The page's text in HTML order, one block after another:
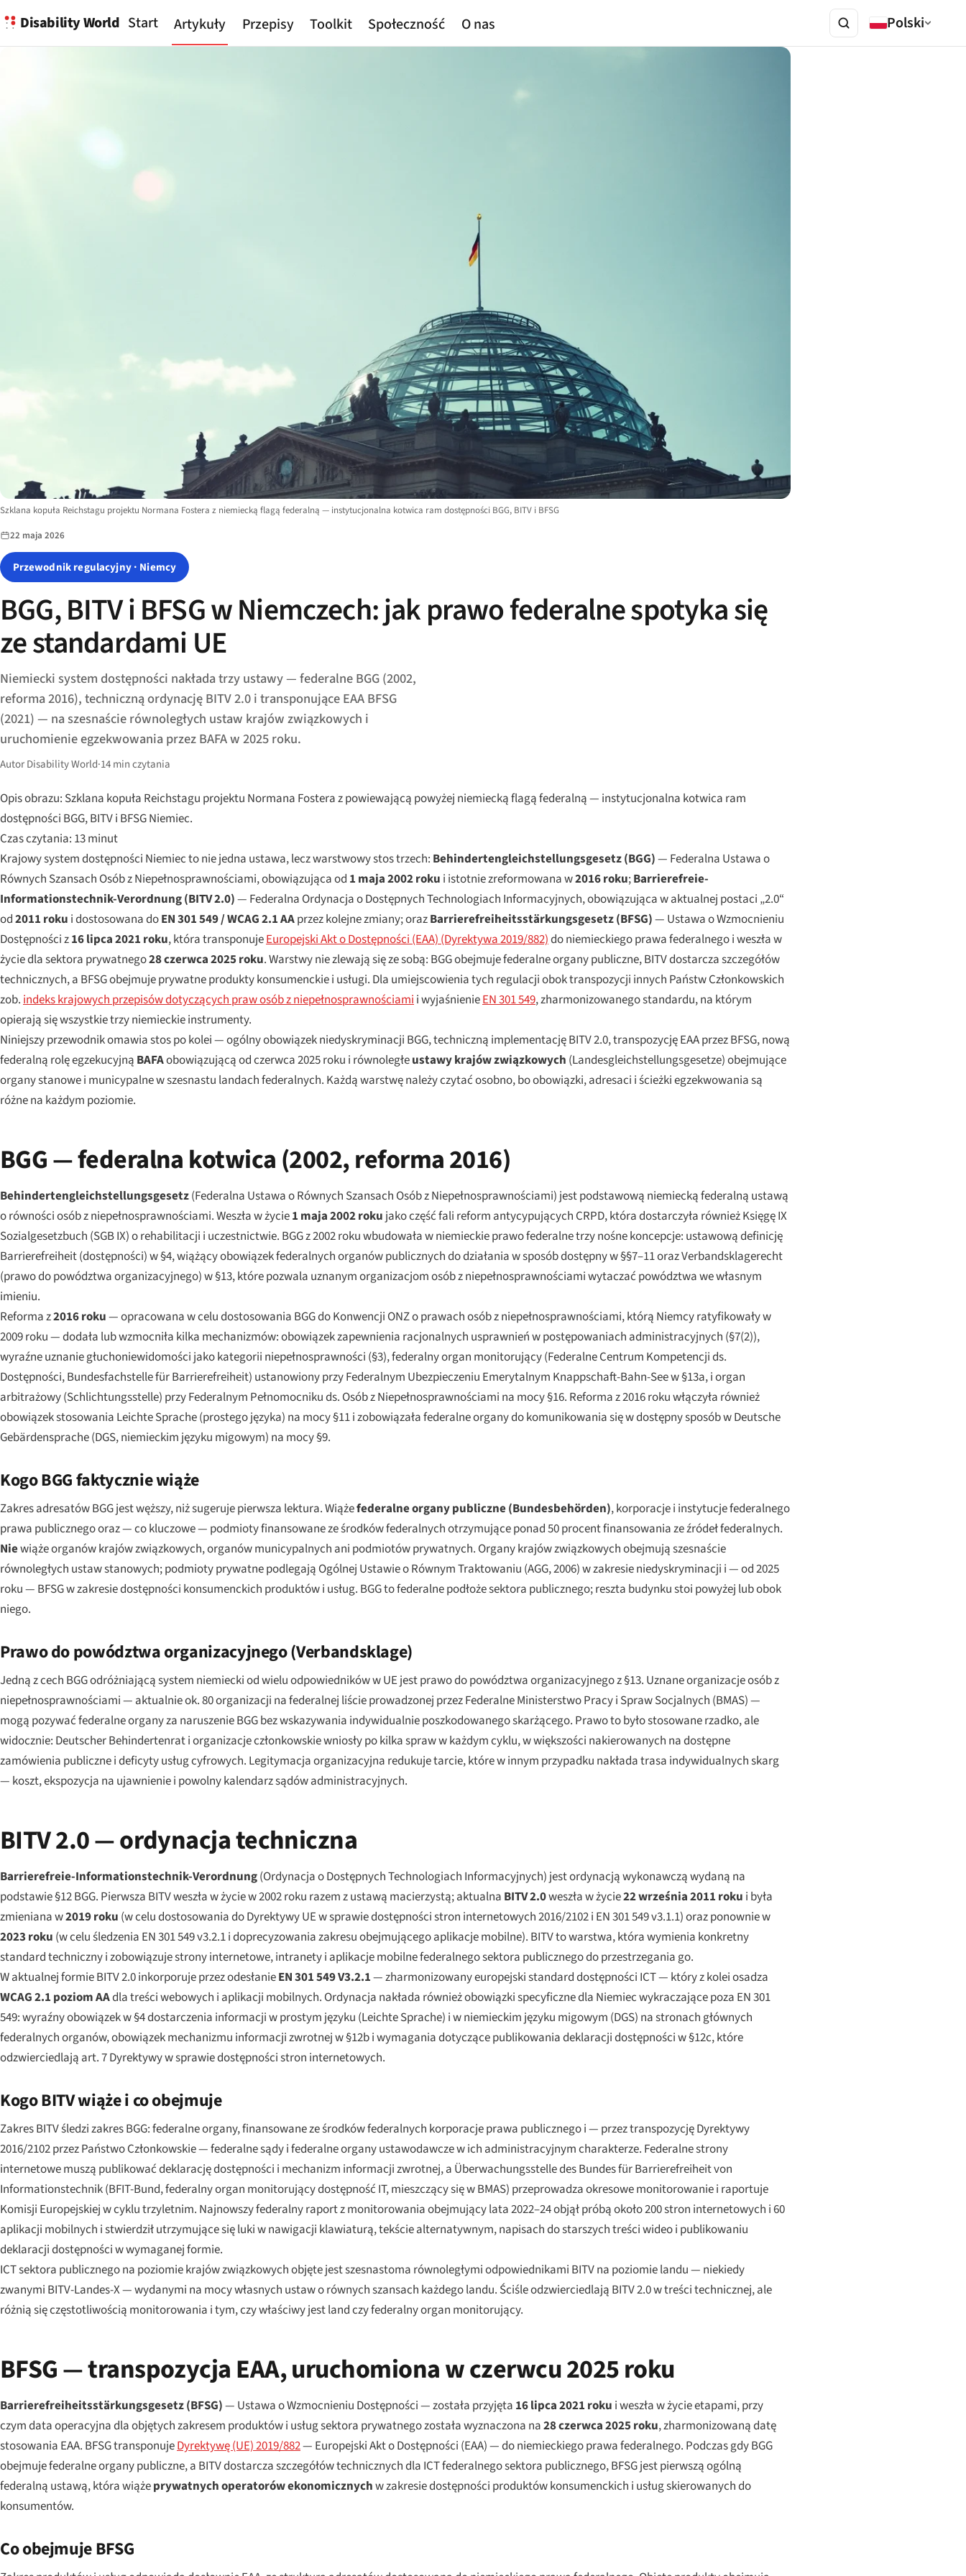
Disability World Start Artykuły Przepisy Toolkit Społeczność O nas Polski
Image description:
Szklana kopuła Reichstagu projektu Normana Fostera z niemiecką flagą federalną — instytucjonalna kotwica ram dostępności BGG, BITV i BFSG
22 maja 2026
Przewodnik regulacyjny · Niemcy
BGG, BITV i BFSG w Niemczech: jak prawo federalne spotyka się
ze standardami UE
Niemiecki system dostępności nakłada trzy ustawy — federalne BGG (2002,
reforma 2016), techniczną ordynację BITV 2.0 i transponujące EAA BFSG
(2021) — na szesnaście równoległych ustaw krajów związkowych i
uruchomienie egzekwowania przez BAFA w 2025 roku.
Autor Disability World·14 min czytania
Opis obrazu: Szklana kopuła Reichstagu projektu Normana Fostera z powiewającą powyżej niemiecką flagą federalną — instytucjonalna kotwica ram
dostępności BGG, BITV i BFSG Niemiec.
Czas czytania: 13 minut
Krajowy system dostępności Niemiec to nie jedna ustawa, lecz warstwowy stos trzech: Behindertengleichstellungsgesetz(BGG)— Federalna Ustawa o
Równych Szansach Osób z Niepełnosprawnościami, obowiązująca od 1 maja 2002 roku i istotnie zreformowana w2016 roku;Barrierefreie-
Informationstechnik-Verordnung(BITV 2.0)— Federalna Ordynacja o Dostępnych Technologiach Informacyjnych, obowiązująca w aktualnej postaci „2.0“
od2011 roku i dostosowana doEN 301 549 / WCAG 2.1 AAprzez kolejne zmiany; orazBarrierefreiheitsstärkungsgesetz(BFSG)— Ustawa o Wzmocnieniu
Dostępności z16 lipca 2021 roku, która transponujeEuropejski Akt o Dostępności (EAA) (Dyrektywa 2019/882)do niemieckiego prawa federalnego i weszła w
życie dla sektora prywatnego28 czerwca 2025 roku. Warstwy nie zlewają się ze sobą: BGG obejmuje federalne organy publiczne, BITV dostarcza szczegółów
technicznych, a BFSG obejmuje prywatne produkty konsumenckie i usługi. Dla umiejscowienia tych regulacji obok transpozycji innych Państw Członkowskich
zob.indeks krajowych przepisów dotyczących praw osób z niepełnosprawnościamii wyjaśnienieEN 301 549, zharmonizowanego standardu, na którym
opierają się wszystkie trzy niemieckie instrumenty.
Niniejszy przewodnik omawia stos po kolei — ogólny obowiązek niedyskryminacji BGG, techniczną implementację BITV 2.0, transpozycję EAA przez BFSG, nową
federalną rolę egzekucyjną BAFAobowiązującą od czerwca 2025 roku i równoległeustawy krajów związkowych (Landesgleichstellungsgesetze) obejmujące
organy stanowe i municypalne w szesnastu landach federalnych. Każdą warstwę należy czytać osobno, bo obowiązki, adresaci i ścieżki egzekwowania są
różne na każdym poziomie.
BGG — federalna kotwica (2002, reforma 2016)
Behindertengleichstellungsgesetz(Federalna Ustawa o Równych Szansach Osób z Niepełnosprawnościami) jest podstawową niemiecką federalną ustawą
o równości osób z niepełnosprawnościami. Weszła w życie1 maja 2002 roku jako część fali reform antycypujących CRPD, która dostarczyła również Księgę IX
Sozialgesetzbuch (SGB IX) o rehabilitacji i uczestnictwie. BGG z 2002 roku wbudowała w niemieckie prawo federalne trzy nośne koncepcje: ustawową definicję
Barrierefreiheit(dostępności) w §4, wiążący obowiązek federalnych organów publicznych do działania w sposób dostępny w §§7–11 orazVerbandsklagerecht
(prawo do powództwa organizacyjnego) w §13, które pozwala uznanym organizacjom osób z niepełnosprawnościami wytaczać powództwa we własnym
imieniu.
Reforma z2016 roku— opracowana w celu dostosowania BGG do Konwencji ONZ o prawach osób z niepełnosprawnościami, którą Niemcy ratyfikowały w
2009 roku — dodała lub wzmocniła kilka mechanizmów: obowiązek zapewnienia racjonalnych usprawnień w postępowaniach administracyjnych (§7(2)),
wyraźne uznanie głuchoniewidomości jako kategorii niepełnosprawności (§3), federalny organ monitorujący (Federalne Centrum Kompetencji ds.
Dostępności,Bundesfachstelle für Barrierefreiheit) ustanowiony przy Federalnym Ubezpieczeniu Emerytalnym Knappschaft-Bahn-See w §13a, i organ
arbitrażowy (Schlichtungsstelle) przy Federalnym Pełnomocniku ds. Osób z Niepełnosprawnościami na mocy §16. Reforma z 2016 roku włączyła również
obowiązek stosowania Leichte Sprache(prostego języka) na mocy §11 i zobowiązała federalne organy do komunikowania się w dostępny sposób wDeutsche
Gebärdensprache(DGS, niemieckim języku migowym) na mocy §9.
Kogo BGG faktycznie wiąże
Zakres adresatów BGG jest węższy, niż sugeruje pierwsza lektura. Wiążefederalne organy publiczne (Bundesbehörden), korporacje i instytucje federalnego
prawa publicznego oraz — co kluczowe — podmioty finansowane ze środków federalnych otrzymujące ponad 50 procent finansowania ze źródeł federalnych.
Niewiąże organów krajów związkowych, organów municypalnych ani podmiotów prywatnych. Organy krajów związkowych obejmują szesnaście
równoległych ustaw stanowych; podmioty prywatne podlegają Ogólnej Ustawie o Równym Traktowaniu (AGG, 2006) w zakresie niedyskryminacji i — od 2025
roku — BFSG w zakresie dostępności konsumenckich produktów i usług. BGG to federalne podłoże sektora publicznego; reszta budynku stoi powyżej lub obok
niego.
Prawo do powództwa organizacyjnego (Verbandsklage)
Jedną z cech BGG odróżniającą system niemiecki od wielu odpowiedników w UE jest prawo do powództwa organizacyjnego z §13. Uznane organizacje osób z
niepełnosprawnościami — aktualnie ok. 80 organizacji na federalnej liście prowadzonej przez Federalne Ministerstwo Pracy i Spraw Socjalnych (BMAS) —
mogą pozywać federalne organy za naruszenie BGG bez wskazywania indywidualnie poszkodowanego skarżącego. Prawo to było stosowane rzadko, ale
widocznie: Deutscher Behindertenrati organizacje członkowskie wniosły po kilka spraw w każdym cyklu, w większości nakierowanych na dostępne
zamówienia publiczne i deficyty usług cyfrowych. Legitymacja organizacyjna redukuje tarcie, które w innym przypadku nakłada trasa indywidualnych skarg
— koszt, ekspozycja na ujawnienie i powolny kalendarz sądów administracyjnych.
BITV 2.0 — ordynacja techniczna
Barrierefreie-Informationstechnik-Verordnung(Ordynacja o Dostępnych Technologiach Informacyjnych) jest ordynacją wykonawczą wydaną na
podstawie §12 BGG. Pierwsza BITV weszła w życie w 2002 roku razem z ustawą macierzystą; aktualna BITV 2.0weszła w życie22 września 2011 roku i była
zmieniana w2019 roku (w celu dostosowania do Dyrektywy UE w sprawie dostępności stron internetowych 2016/2102 i EN 301 549 v3.1.1) oraz ponownie w
2023 roku (w celu śledzenia EN 301 549 v3.2.1 i doprecyzowania zakresu obejmującego aplikacje mobilne). BITV to warstwa, która wymienia konkretny
standard techniczny i zobowiązuje strony internetowe, intranety i aplikacje mobilne federalnego sektora publicznego do przestrzegania go.
W aktualnej formie BITV 2.0 inkorporuje przez odesłanieEN 301 549 V3.2.1— zharmonizowany europejski standard dostępności ICT — który z kolei osadza
WCAG 2.1 poziom AAdla treści webowych i aplikacji mobilnych. Ordynacja nakłada również obowiązki specyficzne dla Niemiec wykraczające poza EN 301
549: wyraźny obowiązek w §4 dostarczenia informacji w prostym języku (Leichte Sprache) i w niemieckim języku migowym (DGS) na stronach głównych
federalnych organów, obowiązek mechanizmu informacji zwrotnej w §12b i wymagania dotyczące publikowania deklaracji dostępności w §12c, które
odzwierciedlają art. 7 Dyrektywy w sprawie dostępności stron internetowych.
Kogo BITV wiąże i co obejmuje
Zakres BITV śledzi zakres BGG: federalne organy, finansowane ze środków federalnych korporacje prawa publicznego i — przez transpozycję Dyrektywy
2016/2102 przez Państwo Członkowskie — federalne sądy i federalne organy ustawodawcze w ich administracyjnym charakterze. Federalne strony
internetowe muszą publikować deklarację dostępności i mechanizm informacji zwrotnej, a Überwachungsstelle des Bundes für Barrierefreiheit von
Informationstechnik(BFIT-Bund, federalny organ monitorujący dostępność IT, mieszczący się w BMAS) przeprowadza okresowe monitorowanie i raportuje
Komisji Europejskiej w cyklu trzyletnim. Najnowszy federalny raport z monitorowania obejmujący lata 2022–24 objął próbą około 200 stron internetowych i 60
aplikacji mobilnych i stwierdził utrzymujące się luki w nawigacji klawiaturą, tekście alternatywnym, napisach do starszych treści wideo i publikowaniu
deklaracji dostępności w wymaganej formie.
ICT sektora publicznego na poziomie krajów związkowych objęte jest szesnastoma równoległymi odpowiednikami BITV na poziomie landu — niekiedy
zwanymi BITV-Landes-X — wydanymi na mocy własnych ustaw o równych szansach każdego landu. Ściśle odzwierciedlają BITV 2.0 w treści technicznej, ale
różnią się częstotliwością monitorowania i tym, czy właściwy jest land czy federalny organ monitorujący.
BFSG — transpozycja EAA, uruchomiona w czerwcu 2025 roku
Barrierefreiheitsstärkungsgesetz(BFSG)— Ustawa o Wzmocnieniu Dostępności — została przyjęta 16 lipca 2021 roku i weszła w życie etapami, przy
czym data operacyjna dla objętych zakresem produktów i usług sektora prywatnego została wyznaczona na28 czerwca 2025 roku, zharmonizowaną datę
stosowania EAA. BFSG transponujeDyrektywę (UE) 2019/882— Europejski Akt o Dostępności (EAA) — do niemieckiego prawa federalnego. Podczas gdy BGG
obejmuje federalne organy publiczne, a BITV dostarcza szczegółów technicznych dla ICT federalnego sektora publicznego, BFSG jest pierwszą ogólną
federalną ustawą, która wiążeprywatnych operatorów ekonomicznychw zakresie dostępności produktów konsumenckich i usług skierowanych do
konsumentów.
Co obejmuje BFSG